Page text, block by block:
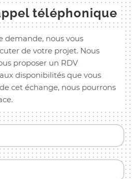
téléphonique
demande, nous vous
de votre projet. Nous
proposer un RDV
disponibilités que vous
cet échange, nous pourrons